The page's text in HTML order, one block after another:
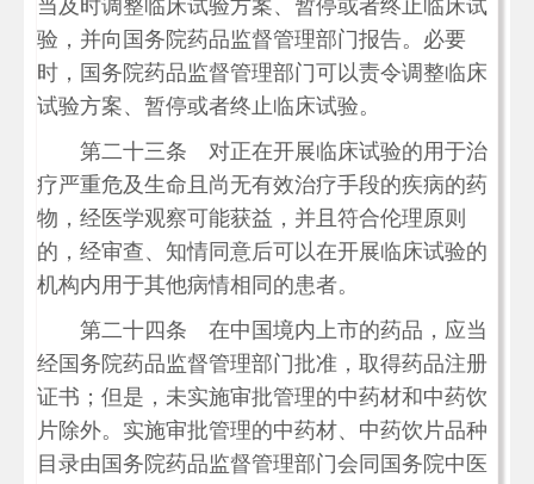
当及时调整临床试验方案、暂停或者终止临床试
验，并向国务院药品监督管理部门报告。必要
时，国务院药品监督管理部门可以责令调整临床
试验方案、暂停或者终止临床试验。
第二十三条 对正在开展临床试验的用于治
疗严重危及生命且尚无有效治疗手段的疾病的药
物，经医学观察可能获益，并且符合伦理原则
的，经审查、知情同意后可以在开展临床试验的
机构内用于其他病情相同的患者。
第二十四条 在中国境内上市的药品，应当
经国务院药品监督管理部门批准，取得药品注册
证书；但是，未实施审批管理的中药材和中药饮
片除外。实施审批管理的中药材、中药饮片品种
目录由国务院药品监督管理部门会同国务院中医